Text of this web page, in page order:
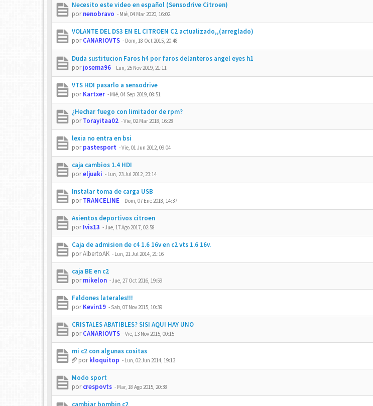
Necesito este video en español (Sensodrive Citroen)
pornenobravo - Mié, 04 Mar 2020, 16:02
VOLANTE DEL DS3 EN EL CITROEN C2 actualizado,,(arreglado)
porCANARIOVTS - Dom, 18 Oct 2015, 20:48
Duda sustitucion Faros h4 por faros delanteros angel eyes h1
porjosema96 - Lun, 25 Nov 2019, 21:11
VTS HDI pasarlo a sensodrive
porKartxer - Mié, 04 Sep 2019, 08:51
¿Hechar fuego con limitador de rpm?
porTorayitaa02 -Vie, 02 Mar 2018, 16:28
lexia no entra en bsi
porpastesport -Vie, 01 Jun 2012, 09:04
caja cambios 1.4 HDI
poreljuaki - Lun, 23 Jul 2012, 23:14
Instalar toma de carga USB
porTRANCELINE - Dom, 07 Ene 2018, 14:37
Asientos deportivos citroen
porIvis13 -Jue, 17 Ago 2017, 02:58
Caja de admision de c4 1.6 16v en c2 vts 1.6 16v.
porAlbertoAK - Lun, 21 Jul 2014, 21:16
caja BE en c2
pormikelon -Jue, 27 Oct 2016, 19:59
Faldones laterales!!!
porKevin19 - Sab, 07 Nov 2015, 10:39
CRISTALES ABATIBLES? SISI AQUI HAY UNO
porCANARIOVTS -Vie, 13 Nov 2015, 00:15
mi c2 con algunas cositas
porkloquitop - Lun, 02 Jun 2014, 19:13
Modo sport
porcrespovts - Mar, 18 Ago 2015, 20:38
cambiar bombin c2